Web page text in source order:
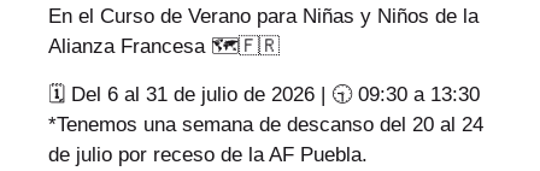
En el Curso de Verano para Niñas y Niños de la
Alianza Francesa 🗺️🇫🇷
🗓️ Del 6 al 31 de julio de 2026 | 🕤 09:30 a 13:30
*Tenemos una semana de descanso del 20 al 24
de julio por receso de la AF Puebla.